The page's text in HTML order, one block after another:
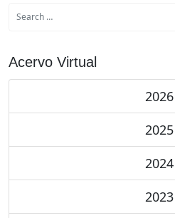
Acervo Virtual
2026
2025
2024
2023